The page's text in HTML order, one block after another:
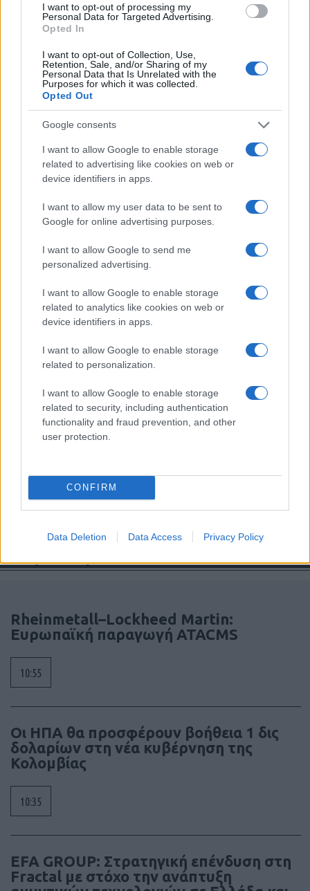
I want to opt-out of processing my
Personal Data for Targeted Advertising.
Opted In
I want to opt-out of Collection, Use,
Retention, Sale, and/or Sharing of my
Personal Data that Is Unrelated with the
Purposes for which it was collected.
Opted Out
Google consents
I want to allow Google to enable storage
related to advertising like cookies on web or
device identifiers in apps.
I want to allow my user data to be sent to
Google for online advertising purposes.
I want to allow Google to send me
personalized advertising.
I want to allow Google to enable storage
related to analytics like cookies on web or
device identifiers in apps.
I want to allow Google to enable storage
related to personalization.
I want to allow Google to enable storage
related to security, including authentication
functionality and fraud prevention, and other
user protection.
CONFIRM
Data Deletion Data Access Privacy Policy
Ροή Ειδήσεων
Rheinmetall–Lockheed Martin:
Ευρωπαϊκή παραγωγή ATACMS
10:55
Οι ΗΠΑ θα προσφέρουν βοήθεια 1 δις
δολαρίων στη νέα κυβέρνηση της
Κολομβίας
10:35
EFA GROUP: Στρατηγική επένδυση στη
Fractal με στόχο την ανάπτυξη
βιομηχανία με σοβαρή τεχνολογία βρίσκεται σε παρακμή μέχρι
τελικής διάλυσης μήπως είναι μια ευκαιρία για χώρες όπως η
άμεσα πριν γίνει από άλλους. Η εξέλιξη των πραγμάτων
φαινόταν εδώ και χρόνια στην Νότιο Αφρική όσοι πρόλαβαν
πρόλαβαν τώρα αρχίζει η κατάρευση.
ippalos1(@ippalos1)
Active Member
4 Μαρτίου 2023 21:51
SHAKA που θέλουν.